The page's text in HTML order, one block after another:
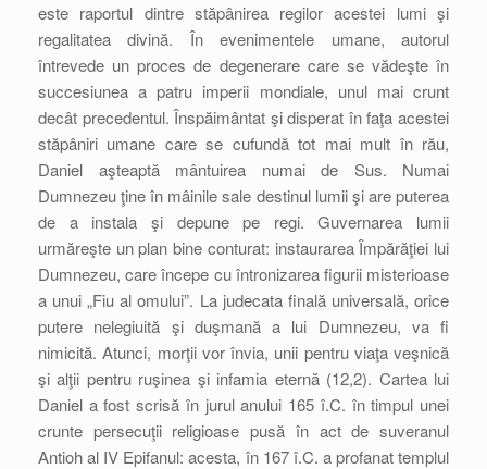
este raportul dintre stăpânirea regilor acestei lumi şi
regalitatea divină. În evenimentele umane, autorul
întrevede un proces de degenerare care se vădeşte în
succesiunea a patru imperii mondiale, unul mai crunt
decât precedentul. Înspăimântat şi disperat în faţa acestei
stăpâniri umane care se cufundă tot mai mult în rău,
Daniel aşteaptă mântuirea numai de Sus. Numai
Dumnezeu ţine în mâinile sale destinul lumii şi are puterea
de a instala şi depune pe regi. Guvernarea lumii
urmăreşte un plan bine conturat: instaurarea Împărăţiei lui
Dumnezeu, care începe cu întronizarea figurii misterioase
a unui „Fiu al omului”. La judecata finală universală, orice
putere nelegiuită şi duşmană a lui Dumnezeu, va fi
nimicită. Atunci, morţii vor învia, unii pentru viaţa veşnică
şi alţii pentru ruşinea şi infamia eternă (12,2). Cartea lui
Daniel a fost scrisă în jurul anului 165 î.C. în timpul unei
crunte persecuţii religioase pusă în act de suveranul
Antioh al IV Epifanul: acesta, în 167 î.C. a profanat templul